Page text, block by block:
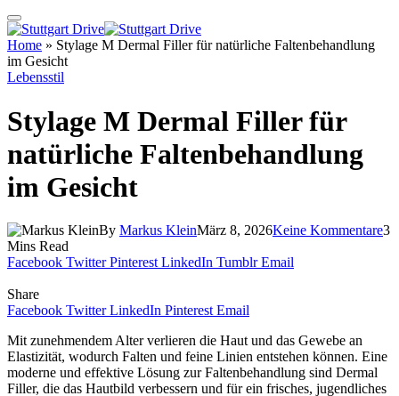
Home » Stylage M Dermal Filler für natürliche Faltenbehandlung
im Gesicht
Lebensstil
Stylage M Dermal Filler für
natürliche Faltenbehandlung
im Gesicht
By Markus KleinMärz 8, 2026Keine Kommentare3
Mins Read
Facebook Twitter Pinterest LinkedIn Tumblr Email
Share
Facebook Twitter LinkedIn Pinterest Email
Mit zunehmendem Alter verlieren die Haut und das Gewebe an
Elastizität, wodurch Falten und feine Linien entstehen können. Eine
moderne und effektive Lösung zur Faltenbehandlung sind Dermal
Filler, die das Hautbild verbessern und für ein frisches, jugendliches